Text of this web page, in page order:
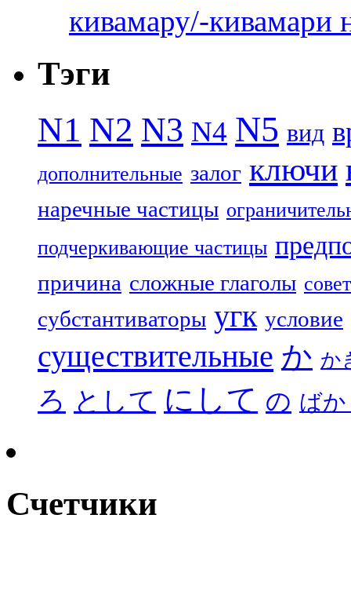
кивамару/-кивамари
Тэги
N1 N2 N3 N4 N5 вид
дополнительные залог ключи
наречные частицы
подчеркивающие частицы
причина сложные глаголы совет
субстантиваторы угк условие
существительные か か
ろ として にして の ば
Счетчики